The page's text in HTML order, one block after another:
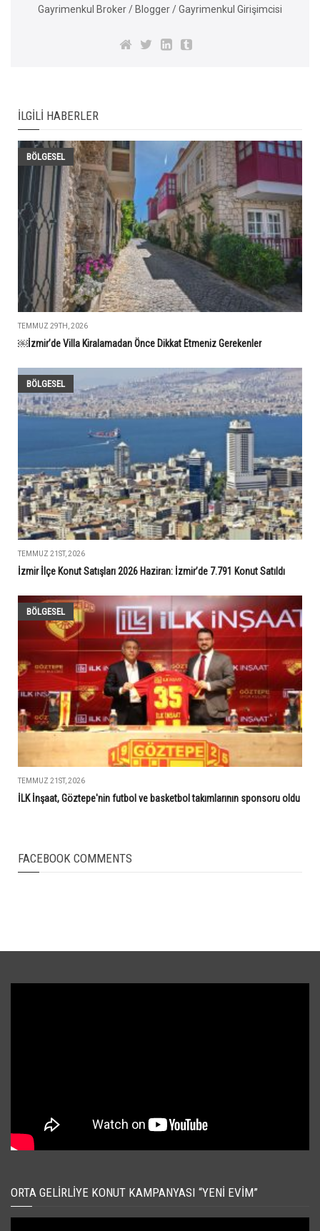
Gayrimenkul Broker / Blogger / Gayrimenkul Girişimcisi
İLGILI HABERLER
BÖLGESEL
TEMMUZ 29TH, 2026
￼İzmir’de Villa Kiralamadan Önce Dikkat Etmeniz Gerekenler
BÖLGESEL
TEMMUZ 21ST, 2026
İzmir İlçe Konut Satışları 2026 Haziran: İzmir’de 7.791 Konut Satıldı
BÖLGESEL
TEMMUZ 21ST, 2026
İLK İnşaat, Göztepe'nin futbol ve basketbol takımlarının sponsoru oldu
FACEBOOK COMMENTS
ORTA GELIRLIYE KONUT KAMPANYASI “YENI EVIM”